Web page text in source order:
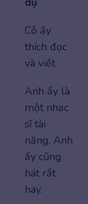
Cô ấy
thích đọc
và viết.
Anh ấy là
một nhạc
sĩ tài
năng. Anh
ấy cũng
hát rất
hay.